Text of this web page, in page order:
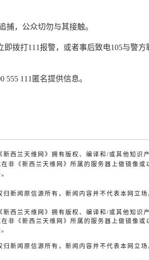
捕，公众切勿与其接触。
拨打111报警，或者事后致电105与警方
111匿名提供信息。
西兰天维网》拥有版权、编译和/或其他知识
非《新西兰天维网》所属的服务器上做镜像或
新闻原信源所有，新闻内容并不代表本网立场
西兰天维网》拥有版权、编译和/或其他知识
非《新西兰天维网》所属的服务器上做镜像或
新闻原信源所有，新闻内容并不代表本网立场